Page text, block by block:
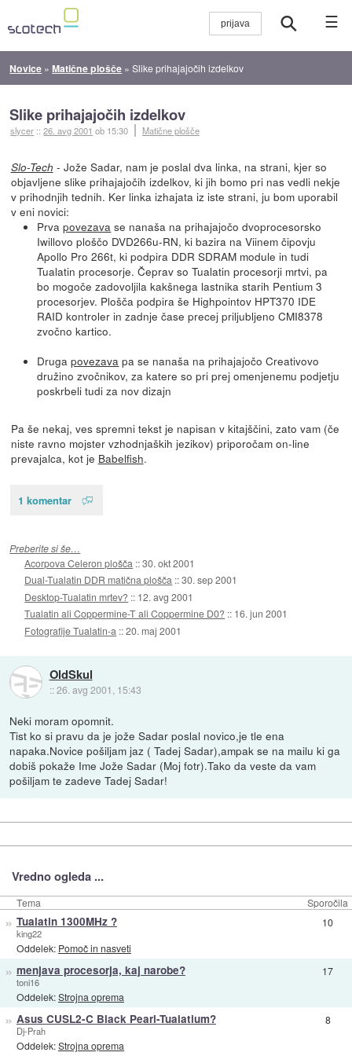
☰
Novice »Matične plošče »Slike prihajajočih izdelkov
Slike prihajajočih izdelkov
slycer ::26. avg 2001 ob 15:30 Matične plošče
Slo-Tech - Jože Sadar, nam je poslal dva linka, na strani, kjer so
objavljene slike prihajajočih izdelkov, ki jih bomo pri nas vedli nekje
v prihodnjih tednih. Ker linka izhajata iz iste strani, ju bom uporabil
v eni novici:
Prvapovezava se nanaša na prihajajočo dvoprocesorsko
Iwillovo ploščo DVD266u-RN, ki bazira na Viinem čipovju
Apollo Pro 266t, ki podpira DDR SDRAM module in tudi
Tualatin procesorje. Čeprav so Tualatin procesorji mrtvi, pa
bo mogoče zadovoljila kakšnega lastnika starih Pentium 3
procesorjev. Plošča podpira še Highpointov HPT370 IDE
RAID kontroler in zadnje čase precej priljubljeno CMI8378
zvočno kartico.
Drugapovezava pa se nanaša na prihajajočo Creativovo
družino zvočnikov, za katere so pri prej omenjenemu podjetju
poskrbeli tudi za nov dizajn
Pa še nekaj, ves spremni tekst je napisan v kitajščini, zato vam (če
niste ravno mojster vzhodnjaških jezikov) priporočam on-line
prevajalca, kot je Babelfish.
1 komentar
Preberite si še…
Acorpova Celeron plošča ::30. okt 2001
Dual-Tualatin DDR matična plošča ::30. sep 2001
Desktop-Tualatin mrtev? :: 12. avg 2001
Tualatin ali Coppermine-T ali Coppermine D0? :: 16. jun 2001
Fotografije Tualatin-a ::20. maj 2001
OldSkul
::26. avg 2001, 15:43
Neki moram opomnit.
Tist ko si pravu da je jože Sadar poslal novico,je tle ena
napaka.Novice pošiljam jaz ( Tadej Sadar),ampak se na mailu ki ga
dobiš pokaže Ime Jože Sadar (Moj fotr).Tako da veste da vam
pošiljam te zadeve Tadej Sadar!
Vredno ogleda ...
Tema Sporočila
» Tualatin 1300MHz ?
king22
Oddelek: Pomoč in nasveti
10
» menjava procesorja, kaj narobe?
toni16
Oddelek:Strojna oprema
17
» Asus CUSL2-C Black Pearl-Tualatium?
Dj-Prah
Oddelek:Strojna oprema
8